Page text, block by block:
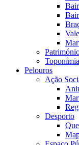
Toponímia
Pelouros
Ação
Desporto